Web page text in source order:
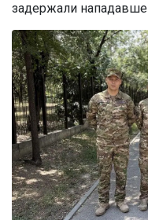
задержали